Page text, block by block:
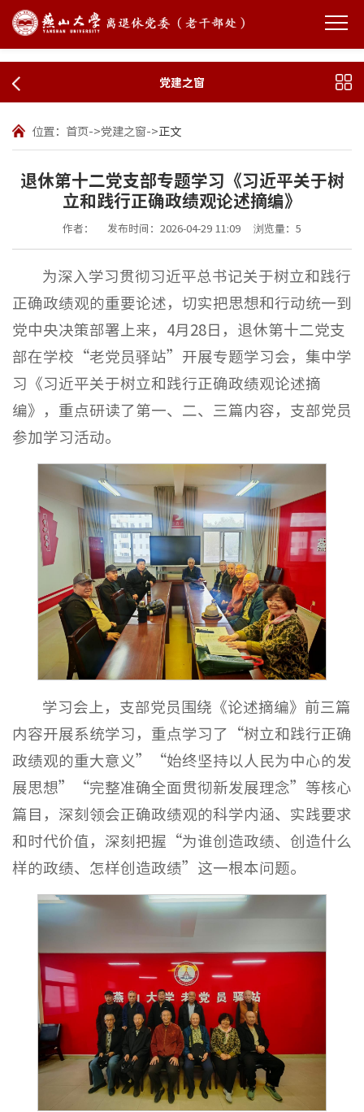
党建之窗
位置： 首页->党建之窗->正文
退休第十二党支部专题学习《习近平关于树
立和践行正确政绩观论述摘编》
作者： 发布时间：2026-04-29 11:09 浏览量： 5
为深入学习贯彻习近平总书记关于树立和践行
正确政绩观的重要论述，切实把思想和行动统一到
党中央决策部署上来，4月28日，退休第十二党支
部在学校“老党员驿站”开展专题学习会，集中学
习《习近平关于树立和践行正确政绩观论述摘
编》，重点研读了第一、二、三篇内容，支部党员
参加学习活动。
学习会上，支部党员围绕《论述摘编》前三篇
内容开展系统学习，重点学习了“树立和践行正确
政绩观的重大意义”“始终坚持以人民为中心的发
展思想”“完整准确全面贯彻新发展理念”等核心
篇目，深刻领会正确政绩观的科学内涵、实践要求
和时代价值，深刻把握“为谁创造政绩、创造什么
样的政绩、怎样创造政绩”这一根本问题。